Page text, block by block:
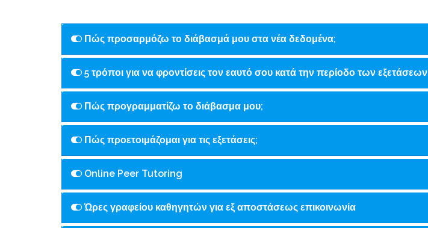
Πώς προσαρμόζω το διάβασμά μου στα νέα δεδομένα;
5 τρόποι για να φροντίσεις τον εαυτό σου κατά την περίοδο των εξετάσεων
Πώς προγραμματίζω το διάβασμα μου;
Πώς προετοιμάζομαι για τις εξετάσεις;
Online Peer Tutoring
Ώρες γραφείου καθηγητών για εξ αποστάσεως επικοινωνία